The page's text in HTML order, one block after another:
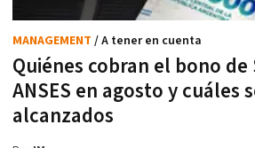
Quiénes cobran el bono de
ANSES en agosto y cuáles
alcanzados
MANAGEMENT / A tener en cuenta